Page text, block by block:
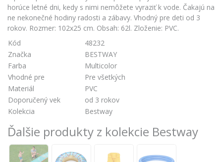
horúce letné dni, kedy s nimi nemôžete vyraziť k vode. Čakajú na
ne nekonečné hodiny radosti a zábavy. Vhodný pre deti od 3
rokov. Rozmer: 102x25 cm. Obsah: 62l. Zloženie: PVC.
Kód
48232
Značka
BESTWAY
Farba
Multicolor
Vhodné pre
Pre všetkých
Materiál
PVC
Doporučený vek
od 3 rokov
Kolekcia
Bestway
Ďalšie produkty z kolekcie Bestway